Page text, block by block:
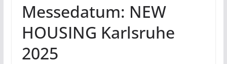
Messedatum: NEW
HOUSING Karlsruhe
2025